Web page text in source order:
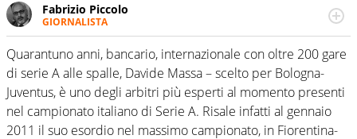
Fabrizio Piccolo
GIORNALISTA
Nella sua carriera ha seguito numerose manifestazioni
sportive e collaborato con agenzie e testate. Esperienza,
competenza, conoscenza e memoria storica. Si occupa
prevalentemente di calcio
Quarantuno anni, bancario, internazionale con oltre 200 gare
di serie A alle spalle, Davide Massa – scelto per Bologna-
Juventus, è uno degli arbitri più esperti al momento presenti
nel campionato italiano di Serie A. Risale infatti al gennaio
2011 il suo esordio nel massimo campionato, in Fiorentina-